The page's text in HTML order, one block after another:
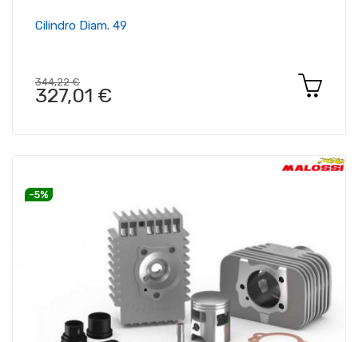
Cilindro Diam. 49
344,22 €
327,01 €
-5%